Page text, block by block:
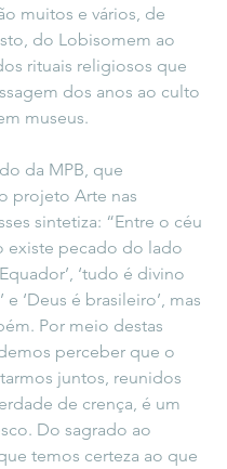
muitos e vários, de
do Lobisomem ao
rituais religiosos que
dos anos ao culto
museus.
da MPB, que
projeto Arte nas
sintetiza: “Entre o céu
existe pecado do lado
‘tudo é divino
e ‘Deus é brasileiro’, mas
Por meio destas
perceber que o
juntos, reunidos
de crença, é um
Do sagrado ao
temos certeza ao que